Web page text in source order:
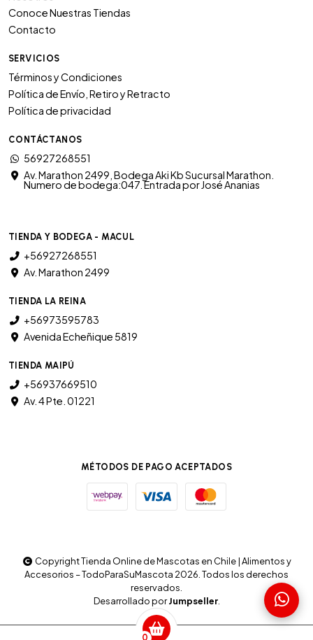
0
Conoce Nuestras Tiendas
Contacto
SERVICIOS
Términos y Condiciones
Política de Envío, Retiro y Retracto
Política de privacidad
CONTÁCTANOS
56927268551
Av. Marathon 2499, Bodega Aki Kb Sucursal Marathon.
Numero de bodega:047. Entrada por José Ananias
TIENDA Y BODEGA - MACUL
+56927268551
Av. Marathon 2499
TIENDA LA REINA
+56973595783
Avenida Echeñique 5819
TIENDA MAIPÚ
+56937669510
Av. 4 Pte. 01221
MÉTODOS DE PAGO ACEPTADOS
Copyright Tienda Online de Mascotas en Chile | Alimentos y
Accesorios – TodoParaSuMascota 2026. Todos los derechos
reservados.
Desarrollado porJumpseller.